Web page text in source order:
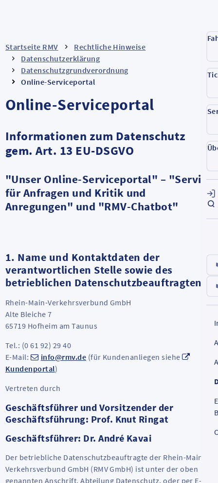
Startseite RMV
Rechtliche Hinweise
Datenschutzerklärung
Datenschutzgrundverordnung
Online-Serviceportal
Online-Serviceportal
Informationen zum Datenschutz
gem. Art. 13 EU-DSGVO
"Unser Online-Serviceportal" – "Service
für Anfragen und Kritik und
Anregungen" und "RMV-Chatbot"
1. Name und Kontaktdaten der
verantwortlichen Stelle sowie des
betrieblichen Datenschutzbeauftragten
Rhein-Main-Verkehrsverbund GmbH
Alte Bleiche 7
65719 Hofheim am Taunus
Tel.: (0 61 92) 29 40
E-Mail:
info@rmv.de (für Kundenanliegen siehe
Kundenportal)
Vertreten durch
Geschäftsführer und Vorsitzender der
Geschäftsführung: Prof. Knut Ringat
Geschäftsführer: Dr. André Kavai
Der betriebliche Datenschutzbeauftragte der Rhein-Main-
Verkehrsverbund GmbH (RMV GmbH) ist unter der oben
genannten Anschrift, Abteilung Datenschutz, oder per E-